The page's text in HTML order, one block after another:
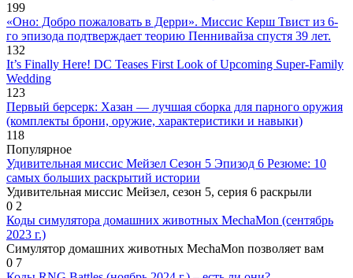
199
«Оно: Добро пожаловать в Дерри». Миссис Керш Твист из 6-
го эпизода подтверждает теорию Пеннивайза спустя 39 лет.
132
It’s Finally Here! DC Teases First Look of Upcoming Super-Family
Wedding
123
Первый берсерк: Хазан — лучшая сборка для парного оружия
(комплекты брони, оружие, характеристики и навыки)
118
Популярное
Удивительная миссис Мейзел Сезон 5 Эпизод 6 Резюме: 10
самых больших раскрытий истории
Удивительная миссис Мейзел, сезон 5, серия 6 раскрыли
0 2
Коды симулятора домашних животных MechaMon (сентябрь
2023 г.)
Симулятор домашних животных MechaMon позволяет вам
0 7